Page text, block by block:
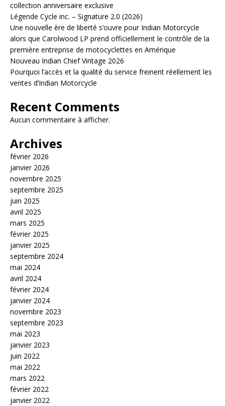
collection anniversaire exclusive
Légende Cycle inc. – Signature 2.0 (2026)
Une nouvelle ère de liberté s’ouvre pour Indian Motorcycle
alors que Carolwood LP prend officiellement le contrôle de la
première entreprise de motocyclettes en Amérique
Nouveau Indian Chief Vintage 2026
Pourquoi l’accès et la qualité du service freinent réellement les
ventes d’Indian Motorcycle
Recent Comments
Aucun commentaire à afficher.
Archives
février 2026
janvier 2026
novembre 2025
septembre 2025
juin 2025
avril 2025
mars 2025
février 2025
janvier 2025
septembre 2024
mai 2024
avril 2024
février 2024
janvier 2024
novembre 2023
septembre 2023
mai 2023
janvier 2023
juin 2022
mai 2022
mars 2022
février 2022
janvier 2022